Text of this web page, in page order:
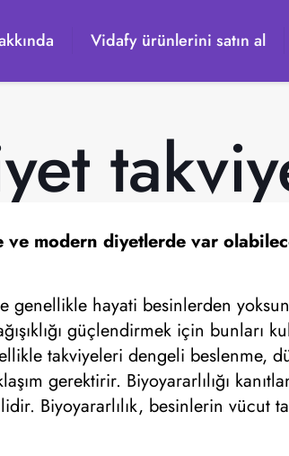
Vidafy ürünlerini satın al
ve modern diyetlerde var
hayati besinlerden
güçlendirmek için bunları
takviyeleri dengeli beslenme,
gerektirir. Biyoyararlılığı
Biyoyararlılık, besinlerin vücut